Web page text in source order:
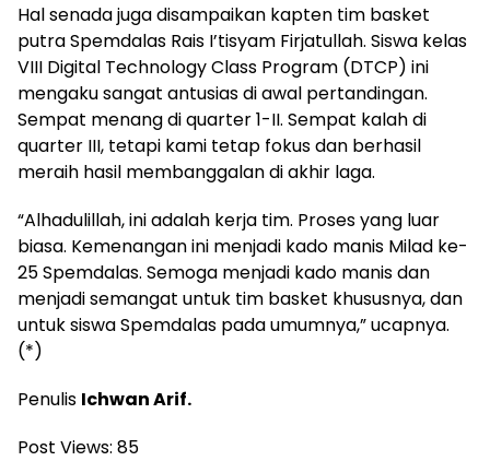
Hal senada juga disampaikan kapten tim basket
putra Spemdalas Rais I’tisyam Firjatullah. Siswa kelas
VIII Digital Technology Class Program (DTCP) ini
mengaku sangat antusias di awal pertandingan.
Sempat menang di quarter 1-II. Sempat kalah di
quarter III, tetapi kami tetap fokus dan berhasil
meraih hasil membanggalan di akhir laga.
“Alhadulillah, ini adalah kerja tim. Proses yang luar
biasa. Kemenangan ini menjadi kado manis Milad ke-
25 Spemdalas. Semoga menjadi kado manis dan
menjadi semangat untuk tim basket khususnya, dan
untuk siswa Spemdalas pada umumnya,” ucapnya.
(*)
Penulis Ichwan Arif.
Post Views: 85